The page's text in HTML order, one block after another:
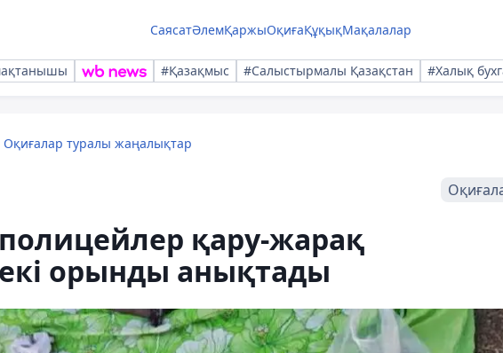
СаясатӘлемҚаржыОқиғаҚұқықМақалалар
#Қазақмыс #Салыстырмалы Қазақстан #Халық
Оқиғалар туралы жаңалықтар
қару-жарақ
орынды анықтады